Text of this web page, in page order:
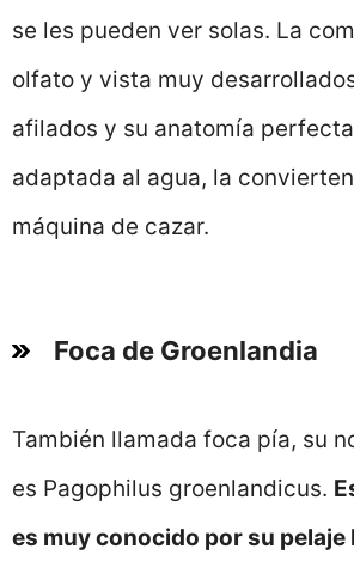
se les pueden ver solas. La
olfato y vista muy
afilados y su anatomía
adaptada al agua, la
máquina de cazar.
Foca de Groenlandia
También llamada foca pía, su
es Pagophilus groenlandicus.
es muy conocido por su